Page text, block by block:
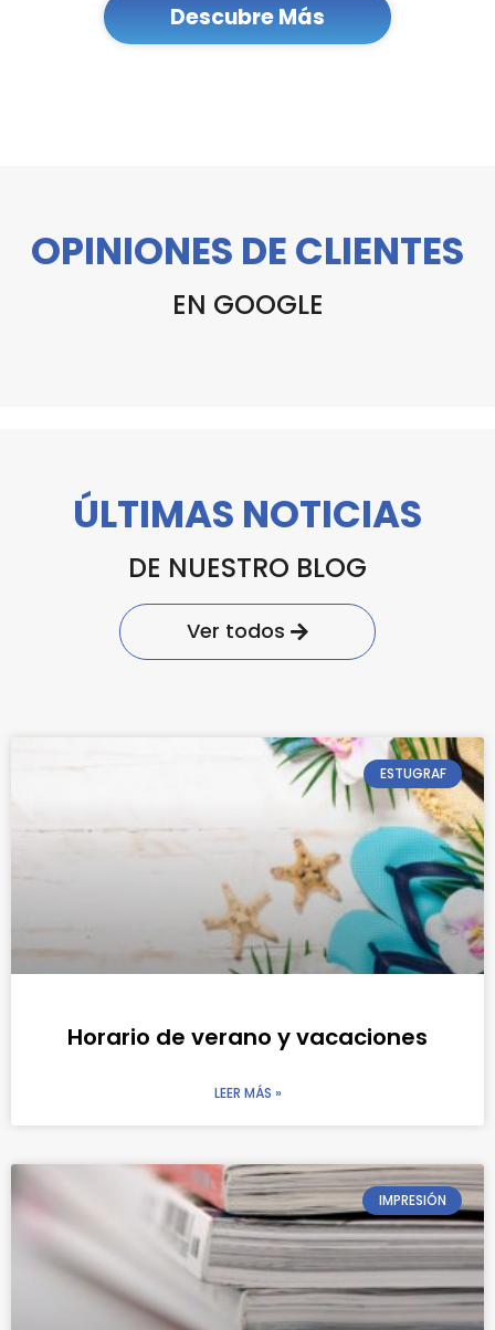
Descubre Más
OPINIONES DE CLIENTES
EN GOOGLE
ÚLTIMAS NOTICIAS
DE NUESTRO BLOG
Ver todos
ESTUGRAF
Horario de verano y vacaciones
LEER MÁS »
IMPRESIÓN